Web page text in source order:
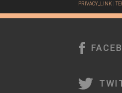
PRIVACY_LINK |